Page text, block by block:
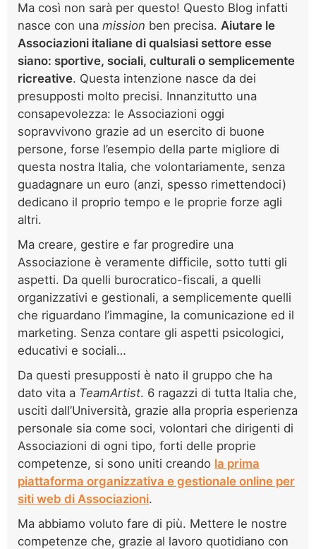
Ma così non sarà per questo! Questo Blog infatti
nasce con una mission ben precisa. Aiutare le
Associazioni italiane di qualsiasi settore esse
siano: sportive, sociali, culturali o semplicemente
ricreative. Questa intenzione nasce da dei
presupposti molto precisi. Innanzitutto una
consapevolezza: le Associazioni oggi
sopravvivono grazie ad un esercito di buone
persone, forse l’esempio della parte migliore di
questa nostra Italia, che volontariamente, senza
guadagnare un euro (anzi, spesso rimettendoci)
dedicano il proprio tempo e le proprie forze agli
altri.
Ma creare, gestire e far progredire una
Associazione è veramente difficile, sotto tutti gli
aspetti. Da quelli burocratico-fiscali, a quelli
organizzativi e gestionali, a semplicemente quelli
che riguardano l’immagine, la comunicazione ed il
marketing. Senza contare gli aspetti psicologici,
educativi e sociali…
Da questi presupposti è nato il gruppo che ha
dato vita a TeamArtist. 6 ragazzi di tutta Italia che,
usciti dall’Università, grazie alla propria esperienza
personale sia come soci, volontari che dirigenti di
Associazioni di ogni tipo, forti delle proprie
competenze, si sono uniti creando la prima
piattaforma organizzativa e gestionale online per
siti web di Associazioni.
Ma abbiamo voluto fare di più. Mettere le nostre
competenze che, grazie al lavoro quotidiano con